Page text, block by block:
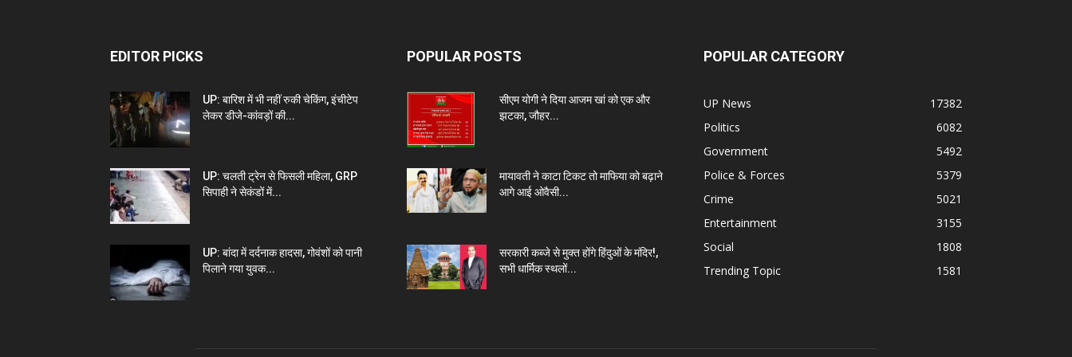
EDITOR PICKS
UP: बारिश में भी नहीं रुकी चेकिंग, इंचीटेप
लेकर डीजे-कांवड़ों की...
UP: चलती ट्रेन से फिसली महिला, GRP
सिपाही ने सेकंडों में...
UP: बांदा में दर्दनाक हादसा, गोवंशों को पानी
पिलाने गया युवक...
POPULAR POSTS
सीएम योगी ने दिया आजम खां को एक और
झटका, जौहर...
मायावती ने काटा टिकट तो माफिया को बढ़ाने
आगे आई ओवैसी...
सरकारी कब्जे से मुक्त होंगे हिंदुओं के मंदिर!,
सभी धार्मिक स्थलों...
POPULAR CATEGORY
UP News
17382
Politics
6082
Government
5492
Police & Forces
5379
Crime
5021
Entertainment
3155
Social
1808
Trending Topic
1581